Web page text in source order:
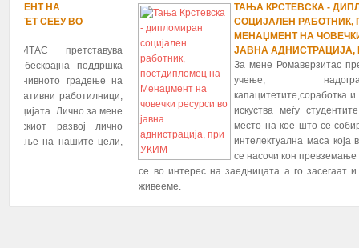
8 9 10 1112131415 1617181920212223242526
ТАЊА КРСТЕВСКА - ДИПЛОМИРАН
СОЦИЈАЛЕН РАБОТНИК, ПОСТДИПЛОМЕЦ НА
МЕНАЏМЕНТ НА ЧОВЕЧКИ РЕСУРСИ ВО
ЈАВНА АДНИСТРАЦИЈА, ПРИ УКИМ
За мене Ромаверзитас претставува можност за
учење, надоградување и
капацитетите,соработка и размена на знаења и
искуства меѓу студентите и алумните, како и
место на кое што се собира и спојува ромската
интелектуална маса која во иднинина треба да
се насочи кон превземање на важни процеси кои
се во интерес на заедницата а го засегаат и општеството во кое